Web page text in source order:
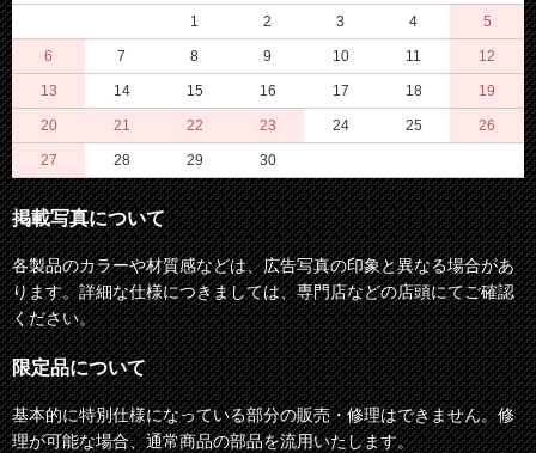
1
2 3 4 5
6 7 8 9 10 11 12
13 14 15 16 17 18 19
20 21 22 23 24 25 26
27 28 29 30
掲載写真について
各製品のカラーや材質感などは、広告写真の印象と異なる場合があ
ります。詳細な仕様につきましては、専門店などの店頭にてご確認
ください。
限定品について
基本的に特別仕様になっている部分の販売・修理はできません。修
理が可能な場合、通常商品の部品を流用いたします。